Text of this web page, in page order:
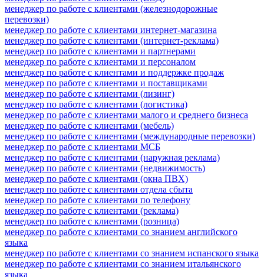
менеджер по работе с клиентами (железнодорожные
перевозки)
менеджер по работе с клиентами интернет-магазина
менеджер по работе с клиентами (интернет-реклама)
менеджер по работе с клиентами и партнерами
менеджер по работе с клиентами и персоналом
менеджер по работе с клиентами и поддержке продаж
менеджер по работе с клиентами и поставщиками
менеджер по работе с клиентами (лизинг)
менеджер по работе с клиентами (логистика)
менеджер по работе с клиентами малого и среднего бизнеса
менеджер по работе с клиентами (мебель)
менеджер по работе с клиентами (международные перевозки)
менеджер по работе с клиентами МСБ
менеджер по работе с клиентами (наружная реклама)
менеджер по работе с клиентами (недвижимость)
менеджер по работе с клиентами (окна ПВХ)
менеджер по работе с клиентами отдела сбыта
менеджер по работе с клиентами по телефону
менеджер по работе с клиентами (реклама)
менеджер по работе с клиентами (розница)
менеджер по работе с клиентами со знанием английского
языка
менеджер по работе с клиентами со знанием испанского языка
менеджер по работе с клиентами со знанием итальянского
языка